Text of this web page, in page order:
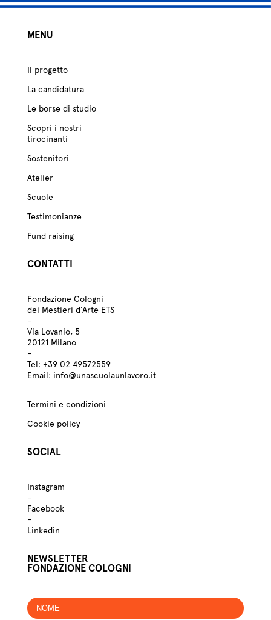
Scuole
MENU
Il progetto
La candidatura
Le borse di studio
Scopri i nostri
tirocinanti
Sostenitori
Atelier
Scuole
Testimonianze
Fund raising
CONTATTI
Fondazione Cologni
dei Mestieri d’Arte ETS
–
Via Lovanio, 5
20121 Milano
–
Tel: +3902 49572559
Email: info@unascuolaunlavoro.it
Termini e condizioni
Cookie policy
SOCIAL
Instagram
–
Facebook
–
Linkedin
NEWSLETTER
FONDAZIONE COLOGNI